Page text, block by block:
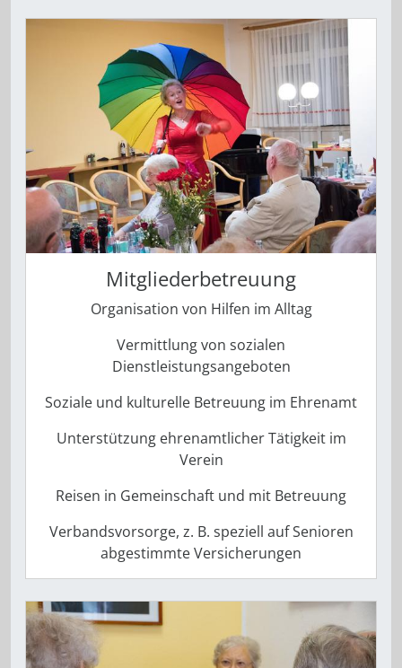
Mitgliederbetreuung
Organisation von Hilfen im Alltag
Vermittlung von sozialen
Dienstleistungsangeboten
Soziale und kulturelle Betreuung im Ehrenamt
Unterstützung ehrenamtlicher Tätigkeit im
Verein
Reisen in Gemeinschaft und mit Betreuung
Verbandsvorsorge, z. B. speziell auf Senioren
abgestimmte Versicherungen